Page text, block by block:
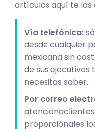
artículos aquí te las
Vía telefónica:
desde cualquier
mexicana sin
de sus ejecutivos
necesitas saber.
Por correo
proporciónales